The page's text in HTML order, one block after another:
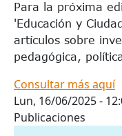
Para la próxima
'Educación y
artículos sobre
pedagógica,
Consultar más aquí
Lun, 16/06/2025 -
Publicaciones